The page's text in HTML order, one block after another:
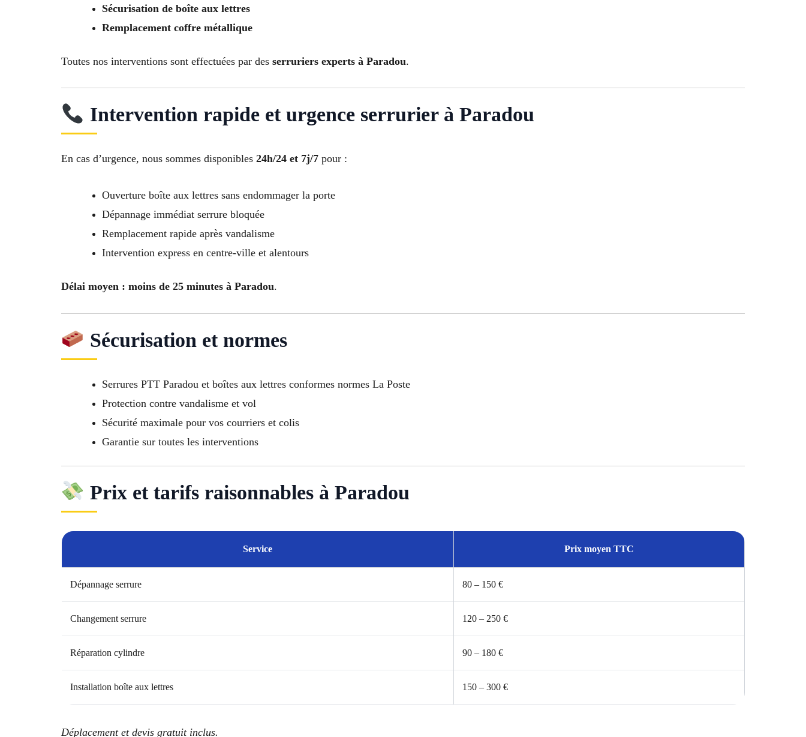
Sécurisation de boîte aux lettres
Remplacement coffre métallique
Toutes nos interventions sont effectuées par des serruriers experts à Paradou.
Intervention rapide et urgence serrurier à Paradou
En cas d’urgence, nous sommes disponibles 24h/24 et 7j/7 pour :
Ouverture boîte aux lettres sans endommager la porte
Dépannage immédiat serrure bloquée
Remplacement rapide après vandalisme
Intervention express en centre-ville et alentours
Délai moyen : moins de 25 minutes à Paradou.
Sécurisation et normes
Serrures PTT Paradou et boîtes aux lettres conformes normes La Poste
Protection contre vandalisme et vol
Sécurité maximale pour vos courriers et colis
Garantie sur toutes les interventions
Prix et tarifs raisonnables à Paradou
Service Prix moyen TTC
Dépannage serrure 80 – 150 €
Changement serrure 120 – 250 €
Réparation cylindre 90 – 180 €
Installation boîte aux lettres 150 – 300 €
Déplacement et devis gratuit inclus.